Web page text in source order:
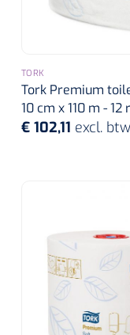
TORK
Tork Premium
10 cm x 110 m - 12
€ 102,11 excl. btw